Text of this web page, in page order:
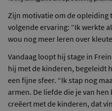
Zijn motivatie om de opleiding
volgende ervaring: “Ik werkte
wou nog meer leren over
Vandaag loopt hij stage in
hij met de kinderen, begeleidt
een fijne sfeer. “Ik stap nog
armen. De liefde die je van
creëert met de kinderen, dat